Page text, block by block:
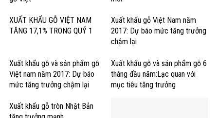
XUẤT KHẨU GỖ VIỆT NAM
TĂNG 17,1% TRONG QUÝ 1
Xuất khẩu gỗ Việt Nam năm
2017: Dự báo mức tăng trưởng
chậm lại
Xuất khẩu gỗ và sản phẩm gỗ
Việt nam năm 2017: Dự báo
mức tăng trưởng chậm lại
Xuất khẩu gỗ và sản phẩm gỗ 6
tháng đầu năm:Lạc quan với
mục tiêu tăng trưởng
Xuất khẩu gỗ tròn Nhật Bản